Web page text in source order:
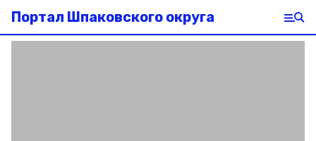
Портал Шпаковского округа